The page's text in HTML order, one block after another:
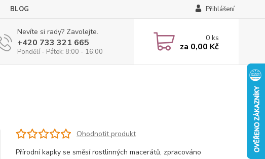
BLOG Přihlášení
Nevíte si rady? Zavolejte.
+420 733 321 665
Pondělí - Pátek: 8:00 - 16:00
0ks
za 0,00 Kč
Ohodnotit produkt
Přírodní kapky se směsí rostlinných macerátů, zpracováno